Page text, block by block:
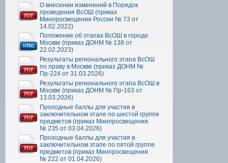
О внесении изменений в Порядок
проведения ВсОШ (приказ
Минпросвещения России № 73 от
14.02.2022)
Положение об этапах ВсОШ в городе
Москве (приказ ДОНМ № 138 от
22.02.2023)
Результаты регионального этапа ВсОШ
по праву в Москве (приказ ДОНМ №
Пр-224 от 31.03.2026)
Результаты регионального этапа ВсОШ в
Москве (приказ ДОНМ № Пр-163 от
13.03.2026)
Проходные баллы для участия в
заключительном этапе по шестой группе
предметов (приказ Минпросвещения
№ 235 от 03.04.2026)
Проходные баллы для участия в
заключительном этапе по пятой группе
предметов (приказ Минпросвещения
№ 222 от 01.04.2026)